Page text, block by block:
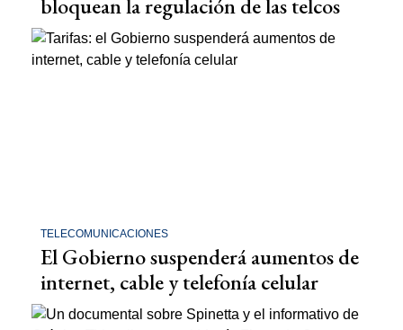
bloquean la regulación de las telcos
TELECOMUNICACIONES
El Gobierno suspenderá aumentos de
internet, cable y telefonía celular